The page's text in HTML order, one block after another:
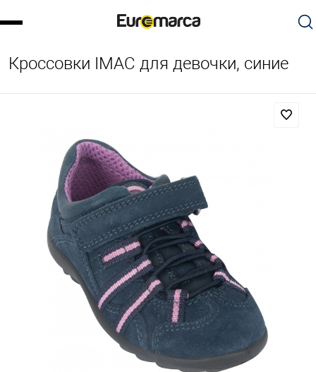
Кроссовки IMAC для девочки, синие